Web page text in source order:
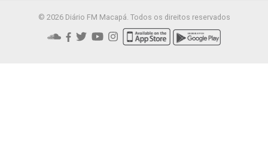
© 2026 Diário FM Macapá. Todos os direitos reservados